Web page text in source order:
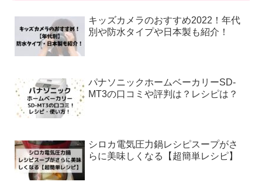
キッズカメラのおすすめ2022！年代
別や防水タイプや日本製も紹介！
パナソニックホームベーカリーSD-
MT3の口コミや評判は？レシピは？
シロカ電気圧力鍋レシピスープがさ
らに美味しくなる【超簡単レシピ】